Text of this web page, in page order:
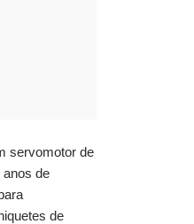
servomotor de
anos de
de